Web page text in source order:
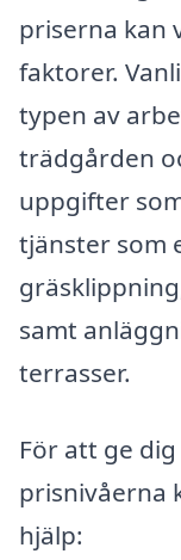
priserna kan
faktorer.
typen av
trädgården
uppgifter
tjänster som
samt
terrasser.
För att ge
prisnivåerna
hjälp: